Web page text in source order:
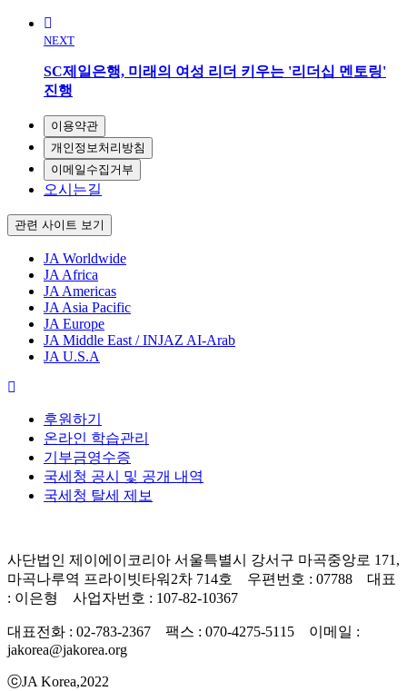
NEXT
SC제일은행, 미래의 여성 리더 키우는 '리더십 멘토링'
진행
이용약관
개인정보처리방침
이메일수집거부
오시는길
관련 사이트 보기
JA Worldwide
JA Africa
JA Americas
JA Asia Pacific
JA Europe
JA Middle East / INJAZ AI-Arab
JA U.S.A
후원하기
온라인 학습관리
기부금영수증
국세청 공시 및 공개 내역
국세청 탈세 제보
사단법인 제이에이코리아 서울특별시 강서구 마곡중앙로 171,
마곡나루역 프라이빗타워2차 714호 우편번호 : 07788 대표
: 이은형 사업자번호 : 107-82-10367
대표전화 : 02-783-2367 팩스 : 070-4275-5115 이메일 :
jakorea@jakorea.org
ⓒJA Korea,2022